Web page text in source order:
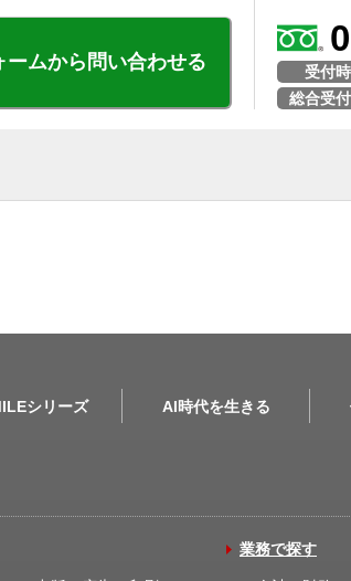
ームから問い合わせる 受付
総合受
シリーズ AI時代を生きる
業務で探す